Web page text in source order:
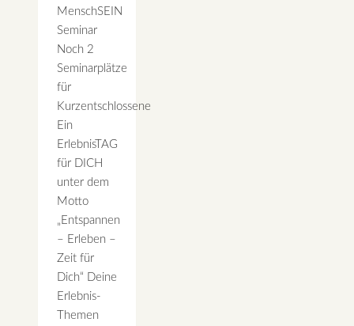
MenschSEIN
Seminar
Noch 2
Seminarplätze
für
Kurzentschlossene
Ein
ErlebnisTAG
für DICH
unter dem
Motto
„Entspannen
– Erleben –
Zeit für
Dich“ Deine
Erlebnis-
Themen